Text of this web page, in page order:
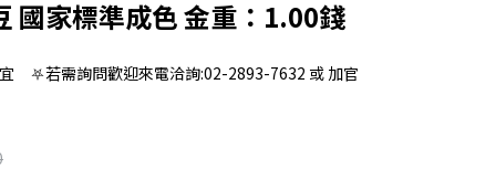
國家標準成色 金重：1.00錢
⛧若需詢問歡迎來電洽詢:02-2893-7632 或 加官